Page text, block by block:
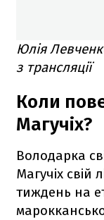
Юлія
з трансляції
Коли
Магучіх?
Володарка
Магучіх свій
тиждень на